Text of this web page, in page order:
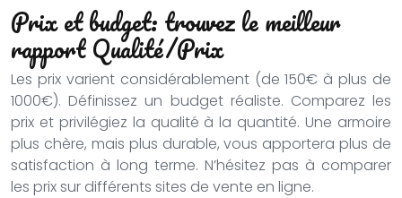
Prix et budget: trouvez le meilleur
rapport Qualité/Prix
Les prix varient considérablement (de 150€ à plus de
1000€). Définissez un budget réaliste. Comparez les
prix et privilégiez la qualité à la quantité. Une armoire
plus chère, mais plus durable, vous apportera plus de
satisfaction à long terme. N’hésitez pas à comparer
les prix sur différents sites de vente en ligne.